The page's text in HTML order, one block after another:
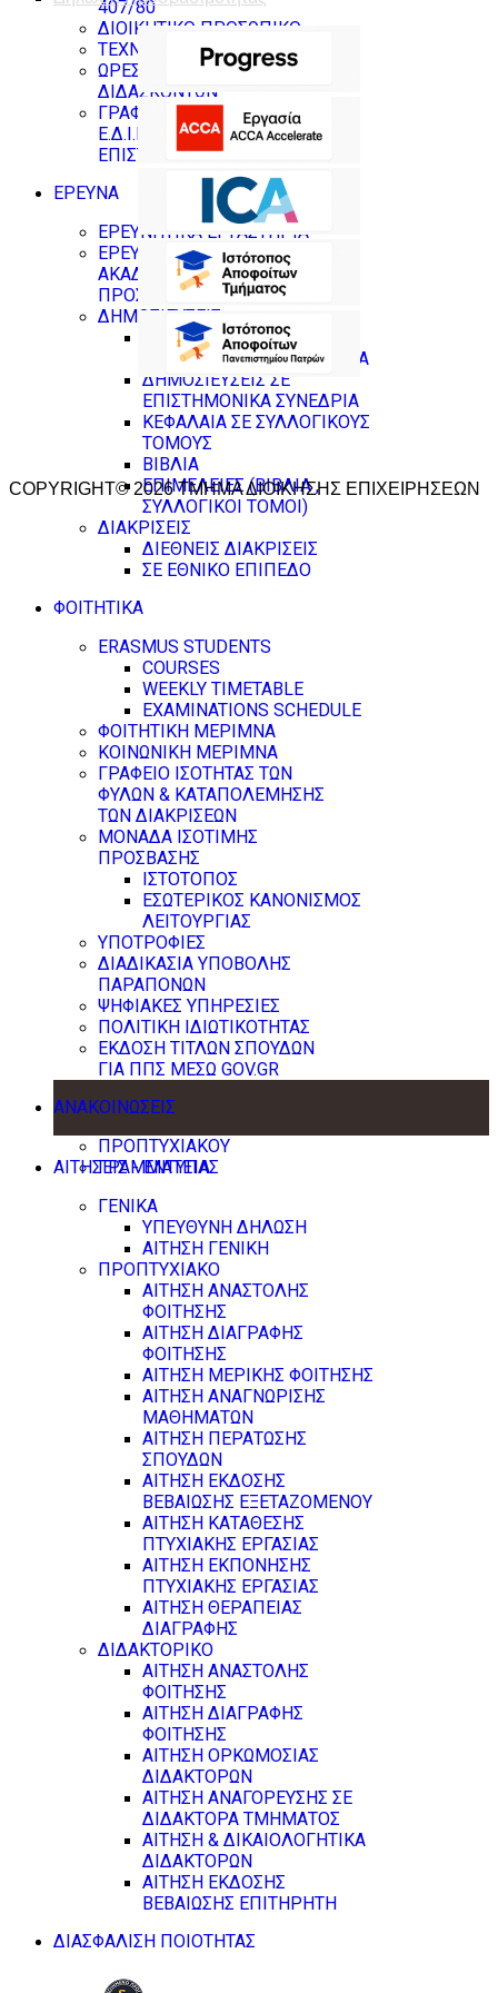
407/80
ΔΙΟΙΚΗΤΙΚΟ ΠΡΟΣΩΠΙΚΟ
ΤΕΧΝΙΚΟΙ ΥΠΕΥΘΥΝΟΙ
ΩΡΕΣ ΓΡΑΦΕΙΟΥ
ΔΙΔΑΣΚΟΝΤΩΝ
ΓΡΑΦΕΙΑ ΜΕΛΩΝ Δ.Ε.Π ,
Ε.Δ.Ι.Π & ΝΕΩΝ
ΕΠΙΣΤΗΜΟΝΩΝ
ΕΡΕΥΝΑ
ΕΡΕΥΝΗΤΙΚΑ ΕΡΓΑΣΤΗΡΙΑ
ΕΡΕΥΝΗΤΙΚΟ ΠΡΟΦΙΛ
ΑΚΑΔΗΜΑΪΚΟΥ
ΠΡΟΣΩΠΙΚΟΥ
ΔΗΜΟΣΙΕΥΣΕΙΣ
ΔΗΜΟΣΙΕΥΣΕΙΣ ΣΕ
ΕΠΙΣΤΗΜΟΝΙΚΑ ΠΕΡΙΟΔΙΚΑ
ΔΗΜΟΣΙΕΥΣΕΙΣ ΣΕ
ΕΠΙΣΤΗΜΟΝΙΚΑ ΣΥΝΕΔΡΙΑ
ΚΕΦΑΛΑΙΑ ΣΕ ΣΥΛΛΟΓΙΚΟΥΣ
ΤΟΜΟΥΣ
ΒΙΒΛΙΑ
ΕΠΙΜΕΛΕΙΕΣ (ΒΙΒΛΙΑ ,
ΣΥΛΛΟΓΙΚΟΙ ΤΟΜΟΙ)
ΔΙΑΚΡΙΣΕΙΣ
ΔΙΕΘΝΕΙΣ ΔΙΑΚΡΙΣΕΙΣ
ΣΕ ΕΘΝΙΚΟ ΕΠΙΠΕΔΟ
ΦΟΙΤΗΤΙΚΑ
ERASMUS STUDENTS
COURSES
WEEKLY TIMETABLE
EXAMINATIONS SCHEDULE
ΦΟΙΤΗΤΙΚΗ ΜΕΡΙΜΝΑ
ΚΟΙΝΩΝΙΚΗ ΜΕΡΙΜΝΑ
ΓΡΑΦΕΙΟ ΙΣΟΤΗΤΑΣ ΤΩΝ
ΦΥΛΩΝ & ΚΑΤΑΠΟΛΕΜΗΣΗΣ
ΤΩΝ ΔΙΑΚΡΙΣΕΩΝ
ΜΟΝΑΔΑ ΙΣΟΤΙΜΗΣ
ΠΡΟΣΒΑΣΗΣ
ΙΣΤΟΤΟΠΟΣ
ΕΣΩΤΕΡΙΚΟΣ ΚΑΝΟΝΙΣΜΟΣ
ΛΕΙΤΟΥΡΓΙΑΣ
ΥΠΟΤΡΟΦΙΕΣ
ΔΙΑΔΙΚΑΣΙΑ ΥΠΟΒΟΛΗΣ
ΠΑΡΑΠΟΝΩΝ
ΨΗΦΙΑΚΕΣ ΥΠΗΡΕΣΙΕΣ
ΠΟΛΙΤΙΚΗ ΙΔΙΩΤΙΚΟΤΗΤΑΣ
ΕΚΔΟΣΗ ΤΙΤΛΩΝ ΣΠΟΥΔΩΝ
ΓΙΑ ΠΠΣ ΜΕΣΩ GOV.GR
ΑΝΑΚΟΙΝΩΣΕΙΣ
ΠΡΟΠΤΥΧΙΑΚΟΥ
ΓΡΑΜΜΑΤΕΙΑΣ
ΑΙΤΗΣΕΙΣ - ΕΝΤΥΠΑ
ΓΕΝΙΚΑ
ΥΠΕΥΘΥΝΗ ΔΗΛΩΣΗ
ΑΙΤΗΣΗ ΓΕΝΙΚΗ
ΠΡΟΠΤΥΧΙΑΚΟ
ΑΙΤΗΣΗ ΑΝΑΣΤΟΛΗΣ
ΦΟΙΤΗΣΗΣ
ΑΙΤΗΣΗ ΔΙΑΓΡΑΦΗΣ
ΦΟΙΤΗΣΗΣ
ΑΙΤΗΣΗ ΜΕΡΙΚΗΣ ΦΟΙΤΗΣΗΣ
ΑΙΤΗΣΗ ΑΝΑΓΝΩΡΙΣΗΣ
ΜΑΘΗΜΑΤΩΝ
ΑΙΤΗΣΗ ΠΕΡΑΤΩΣΗΣ
ΣΠΟΥΔΩΝ
ΑΙΤΗΣΗ ΕΚΔΟΣΗΣ
ΒΕΒΑΙΩΣΗΣ ΕΞΕΤΑΖΟΜΕΝΟΥ
ΑΙΤΗΣΗ ΚΑΤΑΘΕΣΗΣ
ΠΤΥΧΙΑΚΗΣ ΕΡΓΑΣΙΑΣ
ΑΙΤΗΣΗ ΕΚΠΟΝΗΣΗΣ
ΠΤΥΧΙΑΚΗΣ ΕΡΓΑΣΙΑΣ
ΑΙΤΗΣΗ ΘΕΡΑΠΕΙΑΣ
ΔΙΑΓΡΑΦΗΣ
ΔΙΔΑΚΤΟΡΙΚΟ
ΑΙΤΗΣΗ ΑΝΑΣΤΟΛΗΣ
ΦΟΙΤΗΣΗΣ
ΑΙΤΗΣΗ ΔΙΑΓΡΑΦΗΣ
ΦΟΙΤΗΣΗΣ
ΑΙΤΗΣΗ ΟΡΚΩΜΟΣΙΑΣ
ΔΙΔΑΚΤΟΡΩΝ
ΑΙΤΗΣΗ ΑΝΑΓΟΡΕΥΣΗΣ ΣΕ
ΔΙΔΑΚΤΟΡΑ ΤΜΗΜΑΤΟΣ
ΑΙΤΗΣΗ & ΔΙΚΑΙΟΛΟΓΗΤΙΚΑ
ΔΙΔΑΚΤΟΡΩΝ
ΑΙΤΗΣΗ ΕΚΔΟΣΗΣ
ΒΕΒΑΙΩΣΗΣ ΕΠΙΤΗΡΗΤΗ
ΔΙΑΣΦΑΛΙΣΗ ΠΟΙΟΤΗΤΑΣ
COPYRIGHT© 2026 ΤΜΗΜΑ ΔΙΟΙΚΗΣΗΣ ΕΠΙΧΕΙΡΗΣΕΩΝ